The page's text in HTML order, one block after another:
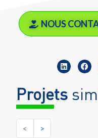
NOUS
Projets
< >